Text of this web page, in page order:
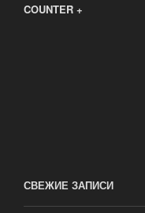
COUNTER +
СВЕЖИЕ ЗАПИСИ